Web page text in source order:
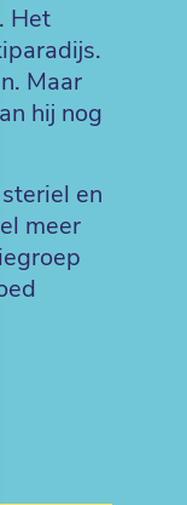
Het
Maar
hij nog
en
meer